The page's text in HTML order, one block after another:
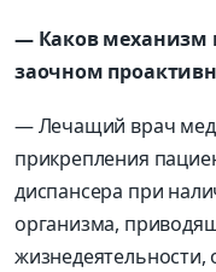
— Каков механизм
заочном
— Лечащий врач
прикрепления
диспансера при
организма,
жизнедеятельности,